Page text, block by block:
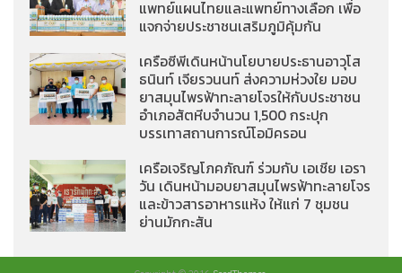
แพทย์แผนไทยและแพทย์ทางเลือก เพื่อ
แจกจ่ายประชาชนเสริมภูมิคุ้มกัน
เครือซีพีเดินหน้านโยบายประธานอาวุโส
ธนินท์ เจียรวนนท์ ส่งความห่วงใย มอบ
ยาสมุนไพรฟ้าทะลายโจรให้กับประชาชน
อำเภอสัตหีบจำนวน 1,500 กระปุก
บรรเทาสถานการณ์โอมิครอน
เครือเจริญโภคภัณฑ์ ร่วมกับ เอเชีย เอรา
วัน เดินหน้ามอบยาสมุนไพรฟ้าทะลายโจร
และข้าวสารอาหารแห้ง ให้แก่ 7 ชุมชน
ย่านมักกะสัน